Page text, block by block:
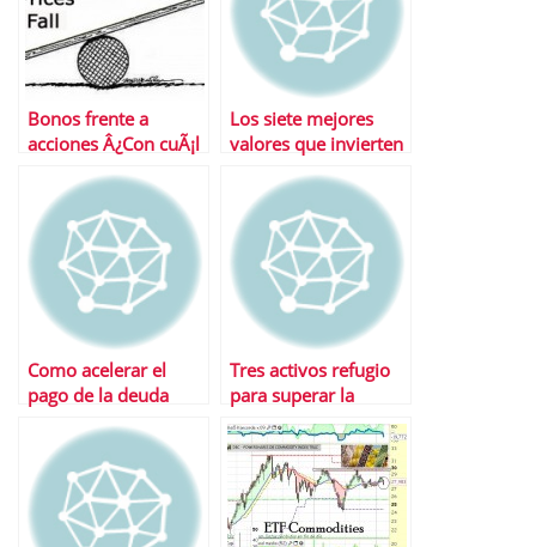
Bonos frente a
acciones Â¿Con cuÃ¡l
Los siete mejores
valores que invierten
Como acelerar el
pago de la deuda
Tres activos refugio
para superar la
tormenta financiera